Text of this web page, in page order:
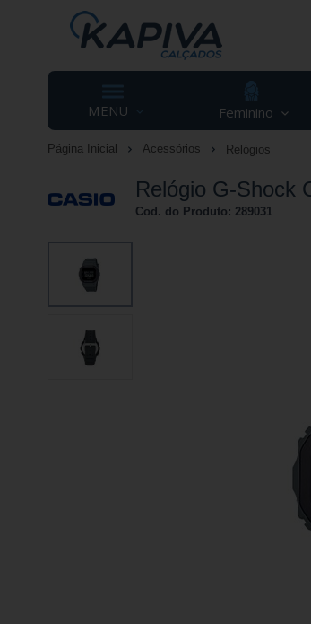
MENU Feminino
Página Inicial Acessórios Relógios
Relógio G-Shock
Cod. do Produto: 289031